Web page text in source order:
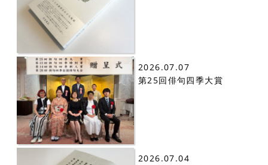
2026.07.07
第25回俳句四季大賞
2026.07.04